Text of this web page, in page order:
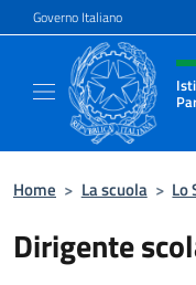
Salta al contenuto
Governo Italiano
Intestazione
Home > La scuola > Lo
Dirigente